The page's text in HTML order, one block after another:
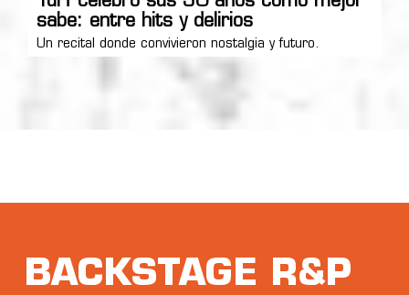
sabe: entre hits y delirios
Un recital donde convivieron nostalgia y futuro.
BACKSTAGE R&P